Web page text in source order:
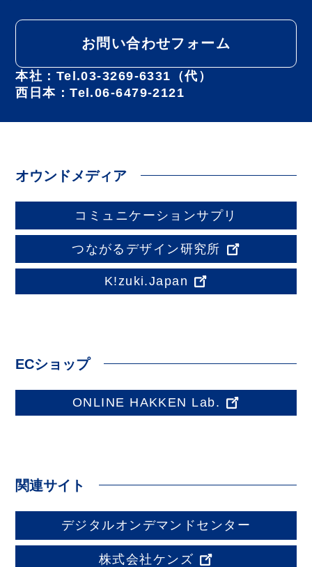
お問い合わせフォーム
本社：Tel.03-3269-6331（代）
西日本：Tel.06-6479-2121
オウンドメディア
コミュニケーションサプリ
つながるデザイン研究所
K!zuki.Japan
ECショップ
ONLINE HAKKEN Lab.
関連サイト
デジタルオンデマンドセンター
株式会社ケンズ